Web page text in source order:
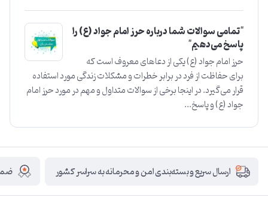
"تمامی سوالات شما درباره حرز امام جواد (ع) را
پاسخ می‌دهیم"
حرز امام جواد (ع) یکی از دعاهای معروف است که
برای حفاظت از فرد در برابر خطرات و مشکلات زندگی مورد استفاده
قرار می‌گیرد. در اینجا برخی از سوالات متداول و مهم در مورد حرز امام
جواد (ع) و پاسخ‌...
ارسال سریع و بسته‌بندی امن و محرمانه به سراسر کشور